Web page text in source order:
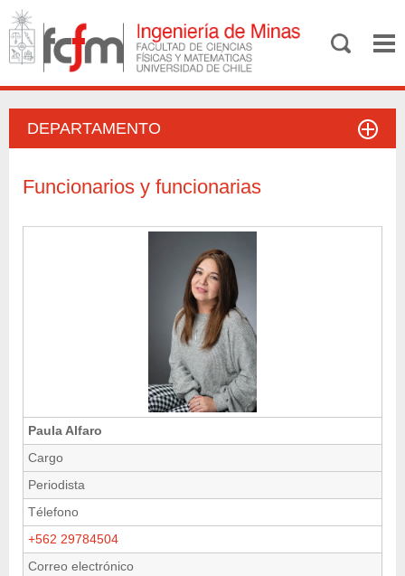
DEPARTAMENTO
Funcionarios y funcionarias
Paula Alfaro
Cargo
Periodista
Télefono
+562 29784504
Correo electrónico